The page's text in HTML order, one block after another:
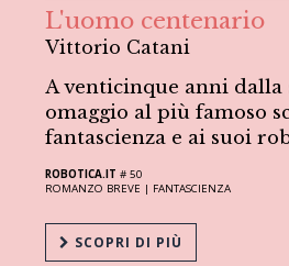
L'uomo centenario
Vittorio Catani
A venticinque anni dalla
omaggio al più famoso
fantascienza e ai suoi
ROBOTICA.IT # 50
ROMANZO BREVE | FANTASCIENZA
SCOPRI DI PIÙ